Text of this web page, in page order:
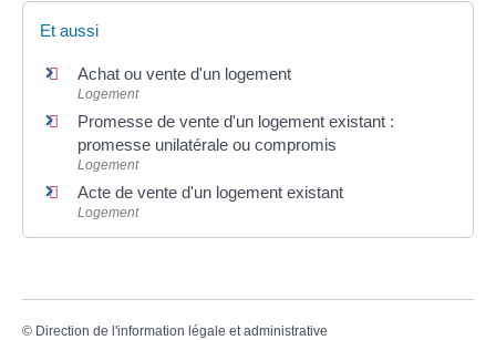
Et aussi
Achat ou vente d'un logement
Logement
Promesse de vente d'un logement existant :
promesse unilatérale ou compromis
Logement
Acte de vente d'un logement existant
Logement
© Direction de l'information légale et administrative